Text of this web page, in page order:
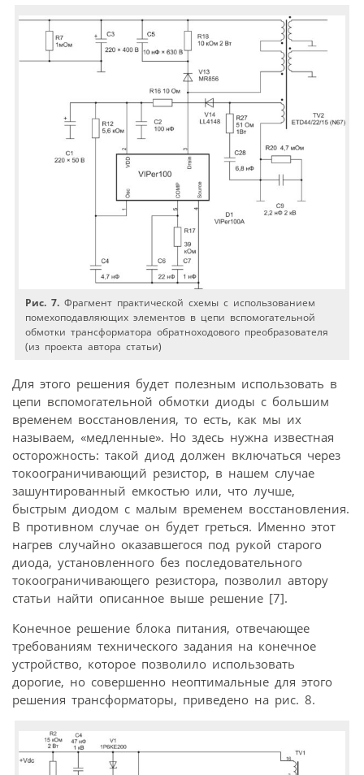
Рис. 7. Фрагмент практической схемы с использованием
помехоподавляющих элементов в цепи вспомогательной
обмотки трансформатора обратноходового преобразователя
(из проекта автора статьи)
Для этого решения будет полезным использовать в
цепи вспомогательной обмотки диоды с большим
временем восстановления, то есть, как мы их
называем, «медленные». Но здесь нужна известная
осторожность: такой диод должен включаться через
токоограничивающий резистор, в нашем случае
зашунтированный емкостью или, что лучше,
быстрым диодом с малым временем восстановления.
В противном случае он будет греться. Именно этот
нагрев случайно оказавшегося под рукой старого
диода, установленного без последовательного
токоограничивающего резистора, позволил автору
статьи найти описанное выше решение [7].
Конечное решение блока питания, отвечающее
требованиям технического задания на конечное
устройство, которое позволило использовать
дорогие, но совершенно неоптимальные для этого
решения трансформаторы, приведено на рис. 8.